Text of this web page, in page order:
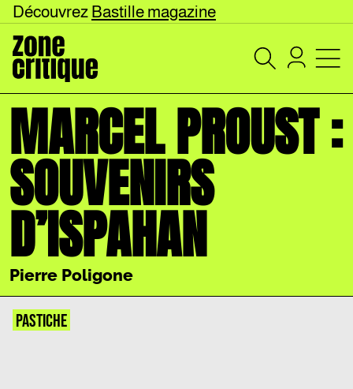
Découvrez Bastille magazine
MARCEL PROUST :
SOUVENIRS
D’ISPAHAN
Pierre Poligone
PASTICHE